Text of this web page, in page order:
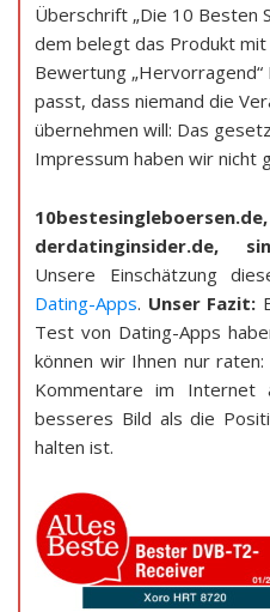
Überschrift „Die 10 Besten
dem belegt das Produkt
Bewertung „Hervorragend“
passt, dass niemand die
übernehmen will: Das
Impressum haben wir nicht
derdatinginsider.de,
Unsere Einschätzung
Dating-Apps. Unser Fazit:
Test von Dating-Apps
können wir Ihnen nur
Kommentare im Internet
besseres Bild als die
halten ist.